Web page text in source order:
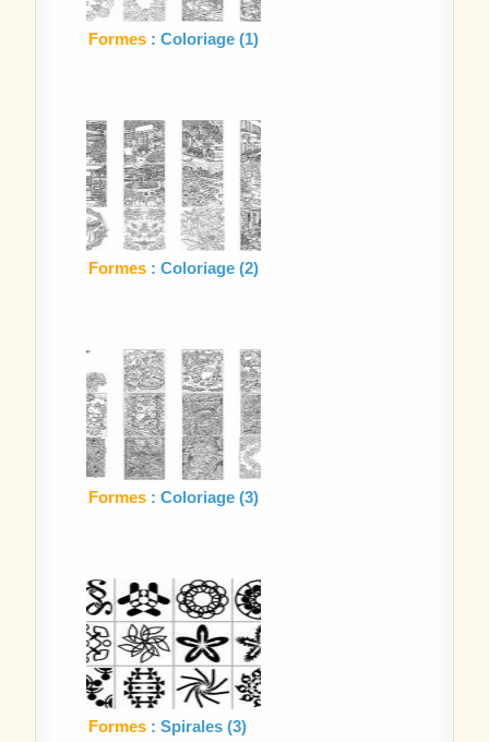
Formes : Coloriage (1)
Formes : Coloriage (2)
Formes : Coloriage (3)
Formes : Spirales (3)